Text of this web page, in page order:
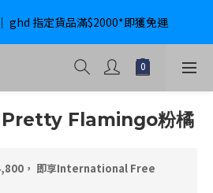
ghd 指定貨品滿$2000*即獲免運
ghd 指定貨品滿$2000*即獲免運
｜ Shop above HK$4800 Free
ghd 指定貨品滿$2000*即獲免運
Flamingo粉橘
， 即享International Free